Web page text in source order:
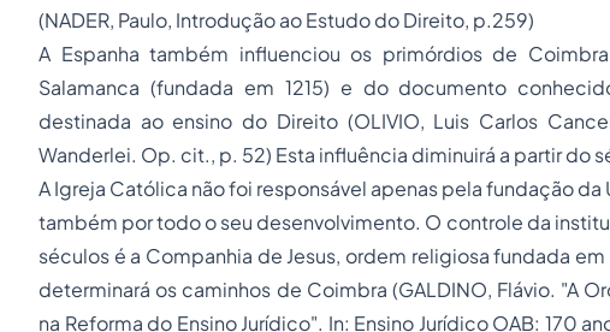
(NADER, Paulo, Introdução ao Estudo do Direito, p.259)
A Espanha também influenciou os primórdios de
Salamanca (fundada em 1215) e do documento
destinada ao ensino do Direito (OLIVIO, Luis Carlos
Wanderlei. Op. cit., p. 52) Esta influência diminuirá a partir do
A Igreja Católica não foi responsável apenas pela fundação
também por todo o seu desenvolvimento. O controle da
séculos é a Companhia de Jesus, ordem religiosa fundada
determinará os caminhos de Coimbra (GALDINO, Flávio. "A
na Reforma do Ensino Jurídico". In: Ensino Jurídico OAB: 170